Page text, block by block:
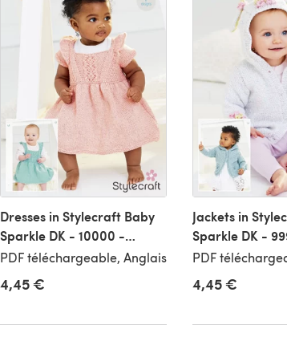
Dresses in Stylecraft Baby
Sparkle DK - 10000 -
Downloadable PDF
PDF téléchargeable, Anglais
4,45 €
Jackets in
Sparkle DK -
Downloadable
PDF
4,45 €